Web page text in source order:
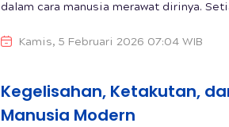
dalam cara manusia merawat dirinya.
Kamis, 5 Februari 2026 07:04 WIB
Kegelisahan, Ketakutan,
Manusia Modern